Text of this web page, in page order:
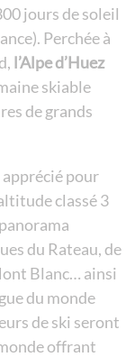
jours de soleil
Perchée à
l’Alpe d’Huez
skiable
de grands
apprécié pour
classé 3
du Rateau, de
Blanc… ainsi
du monde
de ski seront
offrant